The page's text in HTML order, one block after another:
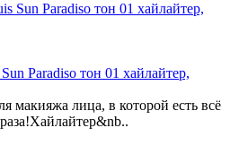
Paradiso тон 01 хайлайтер,
макияжа лица, в которой есть всё